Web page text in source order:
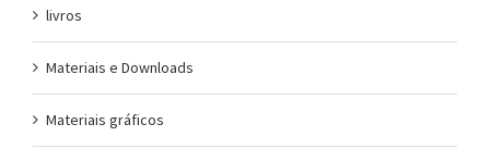
livros
Materiais e Downloads
Materiais gráficos